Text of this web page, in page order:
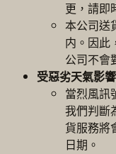
更，請即
本公司送
内。因此
公司不會
受惡劣天氣影
當烈風訊
我們判斷
貨服務將
日期。